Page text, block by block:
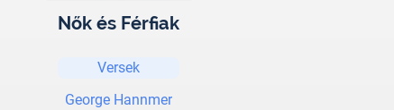
Nők és Férfiak
Versek
George Hannmer